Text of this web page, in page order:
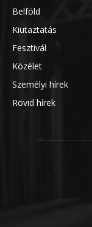
Belföld
Kiutaztatás
Fesztivál
Közélet
Személyi hírek
Rövid hírek